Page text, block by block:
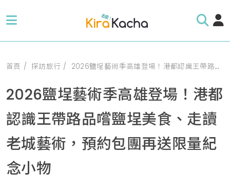
首頁 探訪旅行 2026鹽埕藝術季高雄登場！港都認識王帶路品嚐鹽埕美食、走讀老城藝術，預約包團再送限量紀念小物
2026鹽埕藝術季高雄登場！港都
認識王帶路品嚐鹽埕美食、走讀
老城藝術，預約包團再送限量紀
念小物